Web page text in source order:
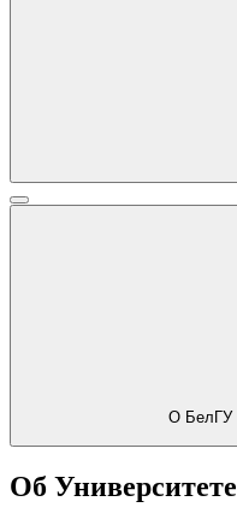
О БелГУ
Об Университете